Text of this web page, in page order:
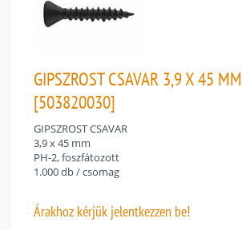
GIPSZROST CSAVAR 3,9 X 45 MM
[503820030]
GIPSZROST CSAVAR
3,9 x 45 mm
PH-2, foszfátozott
1.000 db / csomag
Árakhoz kérjük jelentkezzen be!